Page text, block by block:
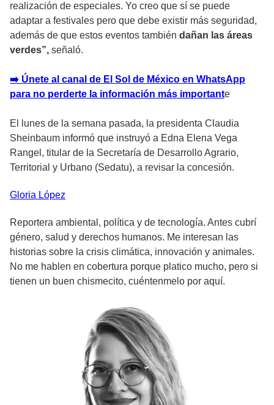
realización de especiales. Yo creo que sí se puede
adaptar a festivales pero que debe existir más seguridad,
además de que estos eventos también dañan las áreas
verdes”, señaló.
➡️ Únete al canal de El Sol de México en WhatsApp
para no perderte la información más importante
El lunes de la semana pasada, la presidenta Claudia
Sheinbaum informó que instruyó a Edna Elena Vega
Rangel, titular de la Secretaría de Desarrollo Agrario,
Territorial y Urbano (Sedatu), a revisar la concesión.
Gloria López
Reportera ambiental, política y de tecnología. Antes cubrí
género, salud y derechos humanos. Me interesan las
historias sobre la crisis climática, innovación y animales.
No me hablen en cobertura porque platico mucho, pero si
tienen un buen chismecito, cuéntenmelo por aquí.